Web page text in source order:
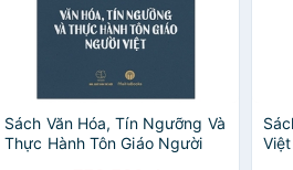
Sách Văn Hóa, Tín Ngưỡng Và
Thực Hành Tôn Giáo Người